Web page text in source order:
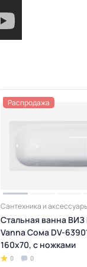
Распродажа
Сантехника и
Стальная ванна ВИЗ
Vanna Сома DV-
160х70, с ножками
0 0